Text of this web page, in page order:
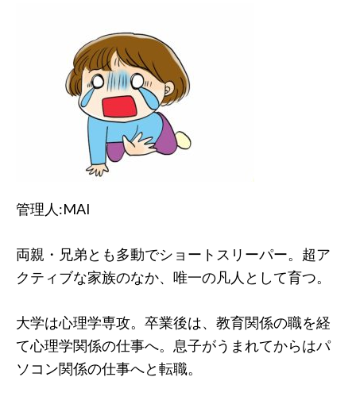
管理人:MAI
両親・兄弟とも多動でショートスリーパー。超ア
クティブな家族のなか、唯一の凡人として育つ。
大学は心理学専攻。卒業後は、教育関係の職を経
て心理学関係の仕事へ。息子がうまれてからはパ
ソコン関係の仕事へと転職。